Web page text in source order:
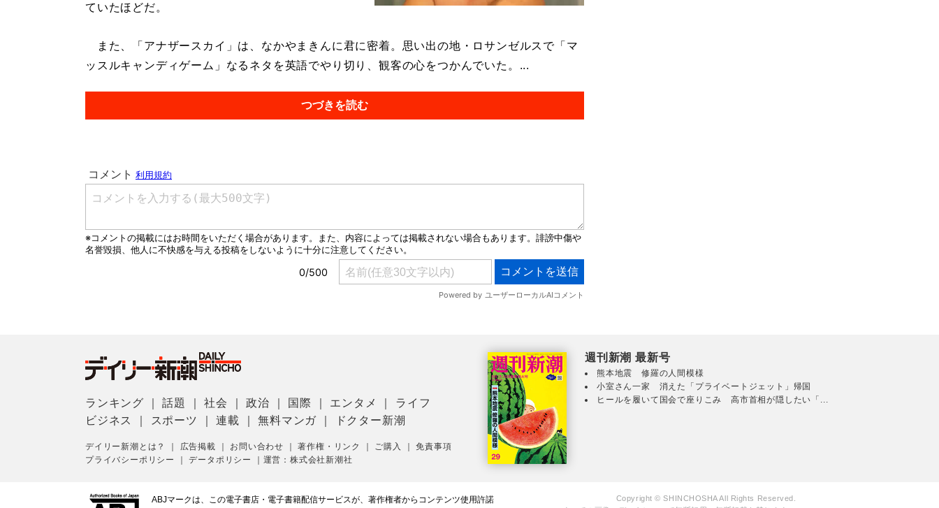
ていたほどだ。
また、「アナザースカイ」は、なかやまきんに君に密着。思い出の地・ロサンゼルスで「マ
ッスルキャンディゲーム」なるネタを英語でやり切り、観客の心をつかんでいた。...
つづきを読む
ランキング ｜話題 ｜社会 ｜政治 国際 エンタメ
ライフ
ビジネス
スポーツ ｜連載 ｜無料マンガ ドクター新潮
デイリー新潮とは？ 広告掲載 お問い合わせ ｜著作権・リンク ご購入 ｜免責事項
プライバシーポリシー
｜データポリシー 運営：株式会社新潮社
週刊新潮 最新号
熊本地震 修羅の人間模様
小室さん一家 消えた「プライベートジェット」帰国
ヒールを履いて国会で座りこみ 高市首相が隠したい「...
ABJマークは、この電子書店・電子書籍配信サービスが、著作権者からコンテンツ使用許諾
Copyright © SHINCHOSHA All Rights Reserved.